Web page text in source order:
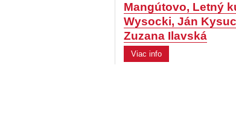
Mangútovo, Letný
Wysocki, Ján
Zuzana Ilavská